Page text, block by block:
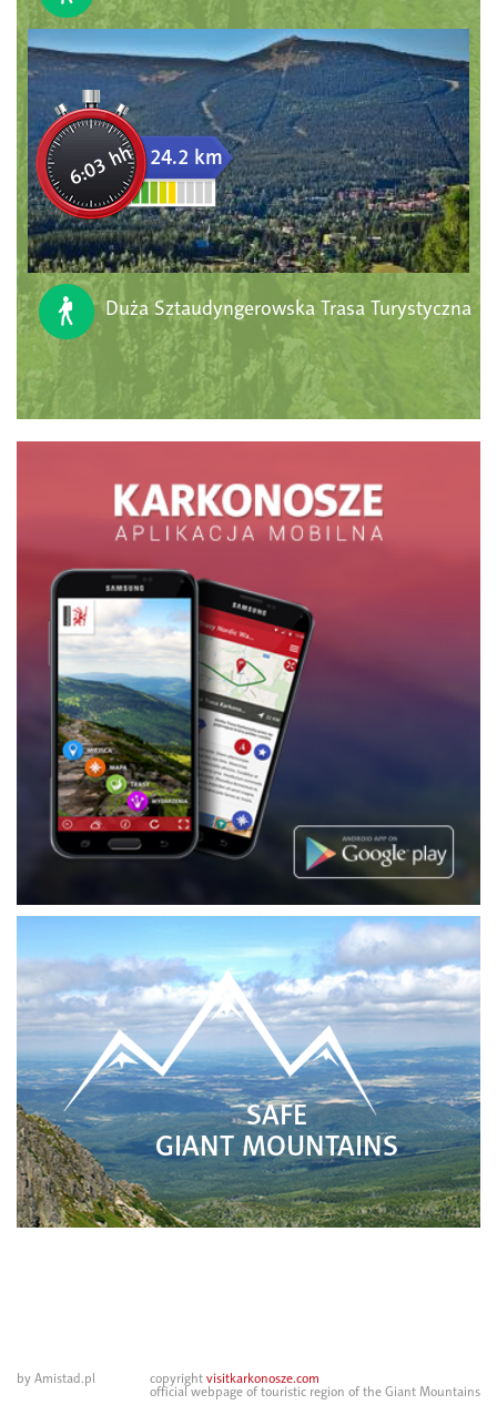
6:03 hh 24.2 km
Duża Sztaudyngerowska Trasa Turystyczna
SAFE
GIANT MOUNTAINS
by Amistad.pl copyright visitkarkonosze.com
official webpage of touristic region of the Giant Mountains